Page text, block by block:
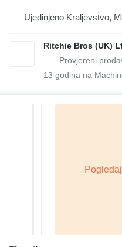
Ujedinjeno Kraljevstvo,
Ritchie Bros (UK)
13 godina na